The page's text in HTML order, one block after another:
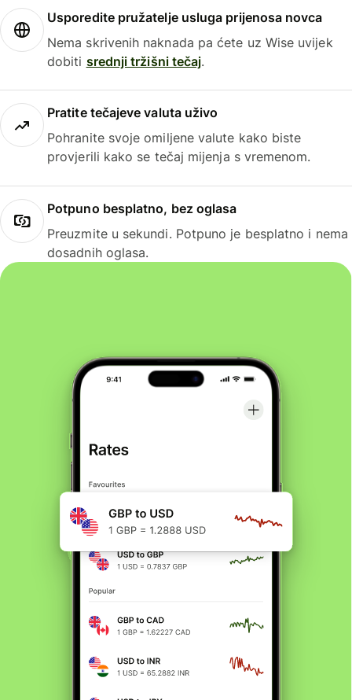
Usporedite pružatelje usluga prijenosa novca
Nema skrivenih naknada pa ćete uz Wise uvijek
dobiti srednji tržišni tečaj.
Pratite tečajeve valuta uživo
Pohranite svoje omiljene valute kako biste
provjerili kako se tečaj mijenja s vremenom.
Potpuno besplatno, bez oglasa
Preuzmite u sekundi. Potpuno je besplatno i nema
dosadnih oglasa.